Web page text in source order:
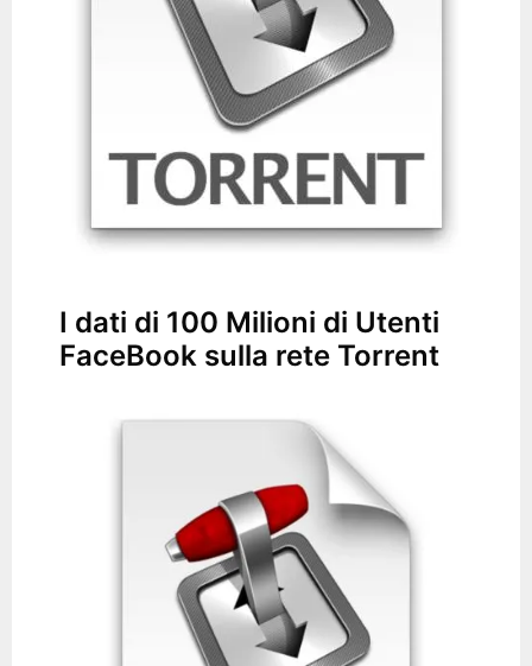
I dati di 100 Milioni di Utenti
FaceBook sulla rete Torrent